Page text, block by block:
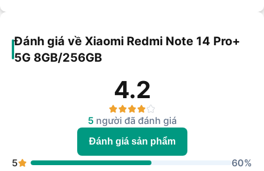
Đánh giá về Xiaomi Redmi Note 14 Pro+
5G 8GB/256GB
4.2
5người đã đánh giá
Đánh giá sản phẩm
5
60%